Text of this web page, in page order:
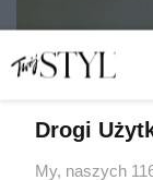
rzadko daje je w
Drogi
My, naszych